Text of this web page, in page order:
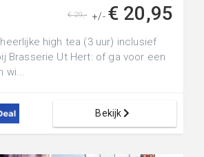
+/- € 20,95
€ 29,-
high tea (3 uur) inclusief
Brasserie Ut Hert: of ga voor een
wi...
Bekijk